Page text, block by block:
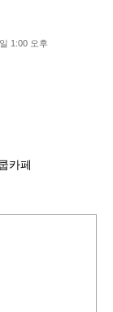
1:00 오후
카페